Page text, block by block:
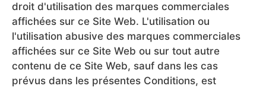
droit d'utilisation des marques commerciales
affichées sur ce Site Web. L'utilisation ou
l'utilisation abusive des marques commerciales
affichées sur ce Site Web ou sur tout autre
contenu de ce Site Web, sauf dans les cas
prévus dans les présentes Conditions, est